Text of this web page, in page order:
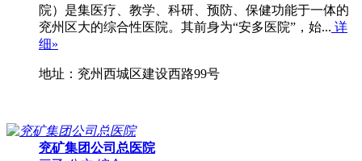
院）是集医疗、教学、科研、预防、保健功能于一体的
兖州区大的综合性医院。其前身为“安多医院”，始... 详
细»
地址：兖州西城区建设西路99号
兖矿集团公司总医院